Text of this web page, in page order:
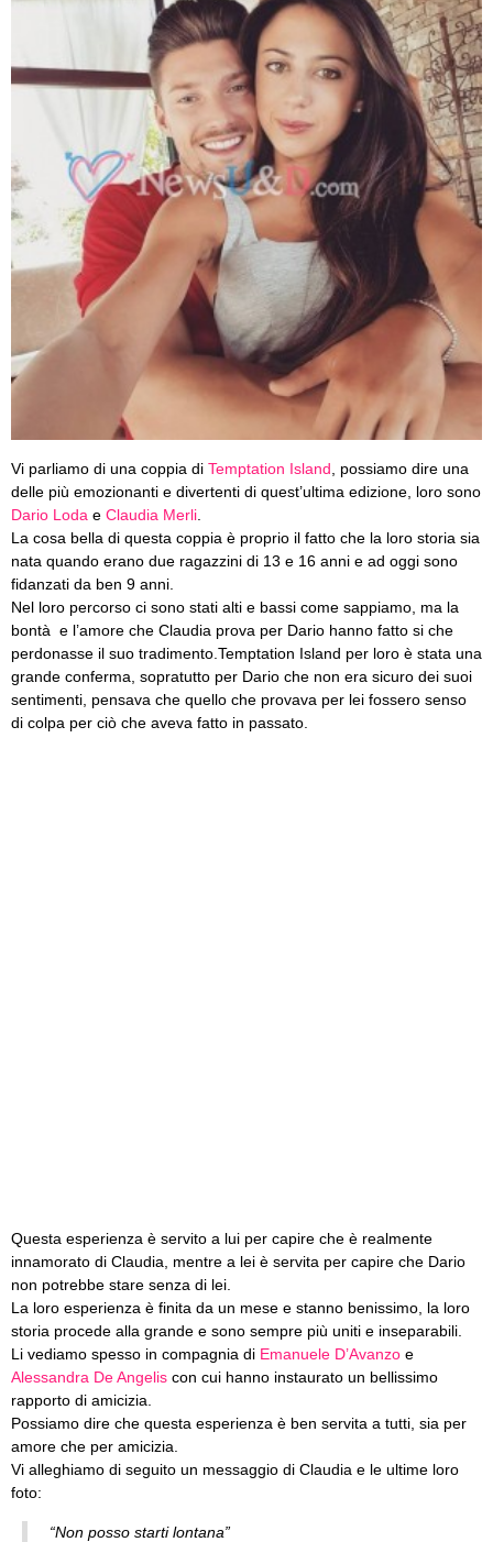
Vi parliamo di una coppia di Temptation Island , possiamo dire una
delle più emozionanti e divertenti di quest’ultima edizione, loro sono
Dario Loda e Claudia Merli
La cosa bella di questa coppia è proprio il fatto che la loro storia sia
nata quando erano due ragazzini di 13 e 16 anni e ad oggi sono
fidanzati da ben 9 anni.
Nel loro percorso ci sono stati alti e bassi come sappiamo, ma la
bontà e l’amore che Claudia prova per Dario hanno fatto si che
perdonasse il suo tradimento. Temptation Island per loro è stata una
grande conferma, sopratutto per Dario che non era sicuro dei suoi
sentimenti, pensava che quello che provava per lei fossero senso
di colpa per ciò che aveva fatto in passato.
Questa esperienza è servito a lui per capire che è realmente
innamorato di Claudia, mentre a lei è servita per capire che Dario
non potrebbe stare senza di lei.
La loro esperienza è finita da un mese e stanno benissimo, la loro
storia procede alla grande e sono sempre più uniti e inseparabili.
Li vediamo spesso in compagnia di Emanuele D’Avanzo e
Alessandra De Angelis con cui hanno instaurato un bellissimo
rapporto di amicizia.
Possiamo dire che questa esperienza è ben servita a tutti, sia per
amore che per amicizia.
Vi alleghiamo di seguito un messaggio di Claudia e le ultime loro
foto:
“Non posso starti lontana”